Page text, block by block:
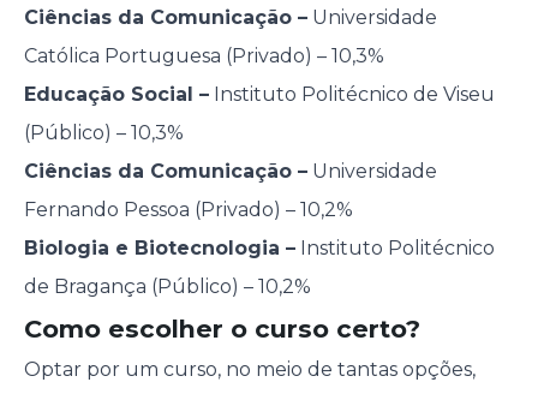
Ciências da Comunicação –Universidade
Católica Portuguesa (Privado) – 10,3%
Educação Social –Instituto Politécnico de Viseu
(Público) – 10,3%
Ciências da Comunicação –Universidade
Fernando Pessoa (Privado) – 10,2%
Biologia e Biotecnologia –Instituto Politécnico
de Bragança (Público) – 10,2%
Como escolher o curso certo?
Optar por um curso, no meio de tantas opções,